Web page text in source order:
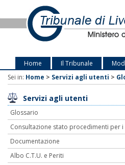
Home Il Tribunale
Sei in: Home > Servizi agli utenti >
Servizi agli utenti
Glossario
Consultazione stato procedimenti per
Documentazione
Albo C.T.U. e Periti